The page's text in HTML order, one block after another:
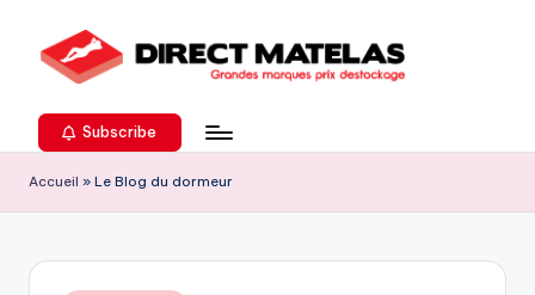
Subscribe
Accueil » Le Blog du dormeur